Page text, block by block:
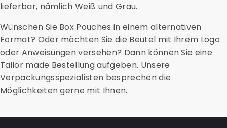
lieferbar, nämlich Weiß und Grau.
Wünschen Sie Box Pouches in einem alternativen
Format? Oder möchten Sie die Beutel mit Ihrem Logo
oder Anweisungen versehen? Dann können Sie eine
Tailor made Bestellung aufgeben. Unsere
Verpackungsspezialisten besprechen die
Möglichkeiten gerne mit Ihnen.